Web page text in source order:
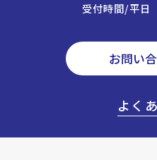
受付時間/平日
お問い
よく